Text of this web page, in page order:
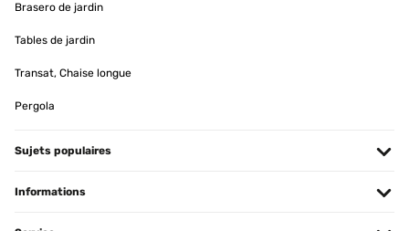
zufrieden mit dem Handtuchheizkörper. Er ist funktional, gut
nach einer praktischen Lösung suchen, um Ihre Handtücher zu
trocknen und gleichzeitig Ihre Energiekosten zu senken, dann ist
25/04/2023
Brasero de jardin
Tables de jardin
Transat, Chaise longue
Pergola
Sujets populaires
Informations